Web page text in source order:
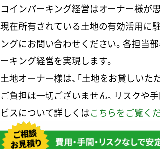
コインパーキング経営はオーナー様が
現在所有されている土地の有効活用に
ングにお問い合わせください。各担当
ーキング経営を実現します。
土地オーナー様は、「土地をお貸しいた
ご負担は一切ございません。リスクや
ビスについて詳しくはこちらをご覧く